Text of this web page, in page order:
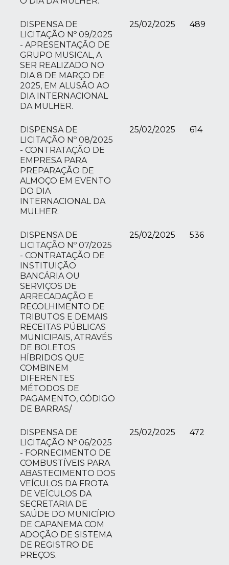
DISPENSA DE
LICITAÇÃO Nº 09/2025
- APRESENTAÇÃO DE
GRUPO MUSICAL, A
SER REALIZADO NO
DIA 8 DE MARÇO DE
2025, EM ALUSÃO AO
DIA INTERNACIONAL
DA MULHER.
25/02/2025 489
DISPENSA DE
LICITAÇÃO Nº 08/2025
- CONTRATAÇÃO DE
EMPRESA PARA
PREPARAÇÃO DE
ALMOÇO EM EVENTO
DO DIA
INTERNACIONAL DA
MULHER.
25/02/2025 614
DISPENSA DE
LICITAÇÃO Nº 07/2025
- CONTRATAÇÃO DE
INSTITUIÇÃO
BANCÁRIA OU
SERVIÇOS DE
ARRECADAÇÃO E
RECOLHIMENTO DE
TRIBUTOS E DEMAIS
RECEITAS PÚBLICAS
MUNICIPAIS, ATRAVÉS
DE BOLETOS
HÍBRIDOS QUE
COMBINEM
DIFERENTES
MÉTODOS DE
PAGAMENTO, CÓDIGO
DE BARRAS/
25/02/2025 536
DISPENSA DE
LICITAÇÃO Nº 06/2025
- FORNECIMENTO DE
COMBUSTÍVEIS PARA
ABASTECIMENTO DOS
VEÍCULOS DA FROTA
DE VEÍCULOS DA
SECRETARIA DE
SAÚDE DO MUNICÍPIO
DE CAPANEMA COM
ADOÇÃO DE SISTEMA
DE REGISTRO DE
PREÇOS.
25/02/2025 472